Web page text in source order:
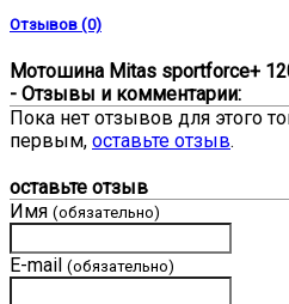
Отзывов (0)
Мотошина Mitas sportforce+
- Отзывы и комментарии:
Пока нет отзывов для этого
первым, оставьте отзыв.
оставьте отзыв
Имя (обязательно)
E-mail (обязательно)